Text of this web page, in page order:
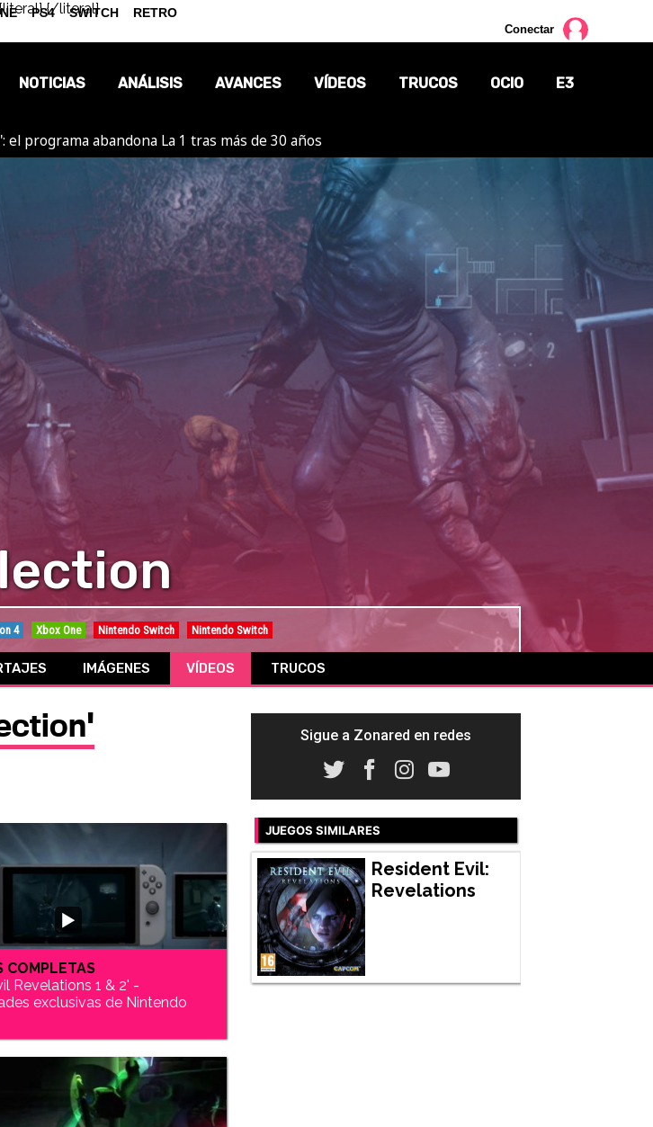
{/literal}
Conectar
NOTICIAS
OPINIÓN
ANÁLISIS AVANCES VÍDEOS TRUCOS OCIO
TV
MANGA
E3
el programa abandona La 1 tras más de 30 años
4 Xbox One Nintendo Switch Nintendo Switch
IMÁGENES VÍDEOS TRUCOS
COMPLETAS
Revelations 1 & 2' -
exclusivas de Nintendo
Sigue a Zonared en redes
JUEGOS SIMILARES
Resident Evil:
Revelations
PS4 SWITCH RETRO